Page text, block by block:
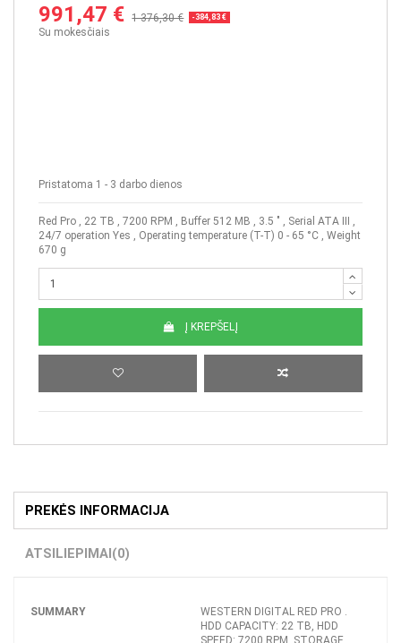
991,47 € 1 376,30 € -384,83 €
Su mokesčiais
Pristatoma 1 - 3 darbo dienos
Red Pro , 22 TB , 7200 RPM , Buffer 512 MB , 3.5 " , Serial ATA III ,
24/7 operation Yes , Operating temperature (T-T) 0 - 65 °C , Weight
670 g
Į KREPŠELĮ
PREKĖS INFORMACIJA
ATSILIEPIMAI (0)
SUMMARY
WESTERN DIGITAL RED PRO .
HDD CAPACITY: 22 TB, HDD